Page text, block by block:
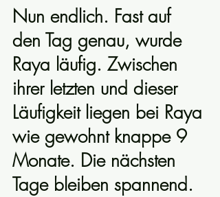
Nun endlich. Fast auf
den Tag genau, wurde
Raya läufig. Zwischen
ihrer letzten und dieser
Läufigkeit liegen bei Raya
wie gewohnt knappe 9
Monate. Die nächsten
Tage bleiben spannend.